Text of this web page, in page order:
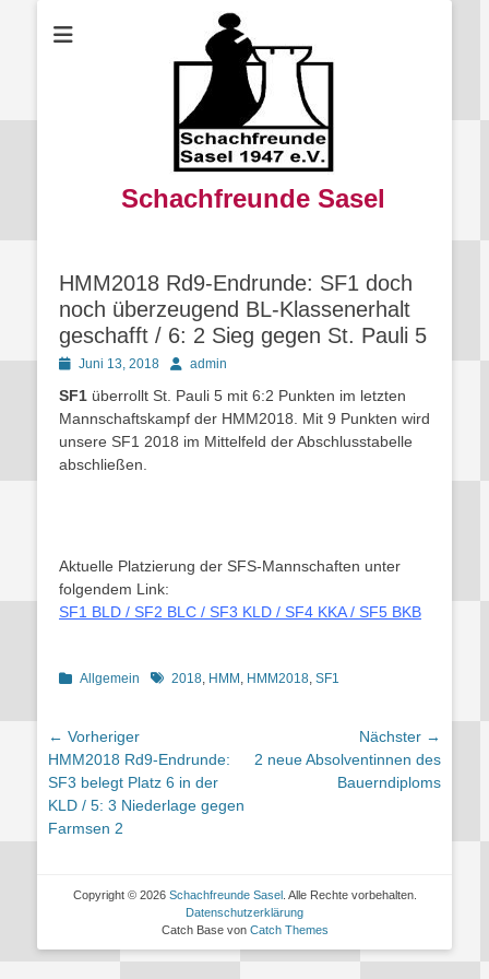
Schachfreunde Sasel
HMM2018 Rd9-Endrunde: SF1 doch
noch überzeugend BL-Klassenerhalt
geschafft / 6: 2 Sieg gegen St. Pauli 5
PostedJuni 13, 2018 Autoradmin
SF1 überrollt St. Pauli 5 mit 6:2 Punkten im letzten
Mannschaftskampf der HMM2018. Mit 9 Punkten wird
unsere SF1 2018 im Mittelfeld der Abschlusstabelle
abschließen.
Aktuelle Platzierung der SFS-Mannschaften unter
folgendem Link:
SF1 BLD / SF2 BLC / SF3 KLD / SF4 KKA / SF5 BKB
Kategorien
Allgemein Schlagworte
2018, HMM , HMM2018, SF1
Beitragsnavigation
← Vorheriger
Vorheriger
Beitrag:
HMM2018 Rd9-Endrunde:
SF3 belegt Platz 6 in der
KLD / 5: 3 Niederlage gegen
Farmsen 2
Nächster →
Nächster
2 neue Absolventinnen des
Bauerndiploms
Copyright © 2026 Schachfreunde Sasel. Alle Rechte vorbehalten.
Datenschutzerklärung
Catch Base von Catch Themes